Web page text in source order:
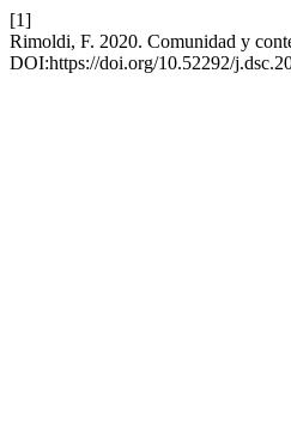
[1]
Rimoldi, F. 2020. Comunidad y
DOI:https://doi.org/10.52292/